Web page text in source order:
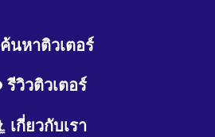
ค้นหาติวเตอร์
รีวิวติวเตอร์
เกี่ยวกับเรา